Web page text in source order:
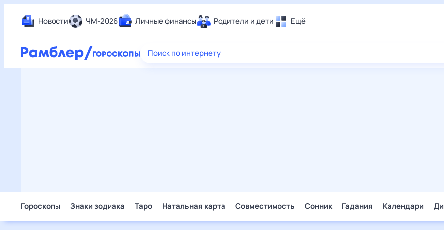
Новости ЧМ-2026 Личные финансы Родители и дети Ещё
Еда
Поиск по интернету
Гороскопы Знаки зодиака Таро Натальная карта Совместимость Сонник Гадания Календари